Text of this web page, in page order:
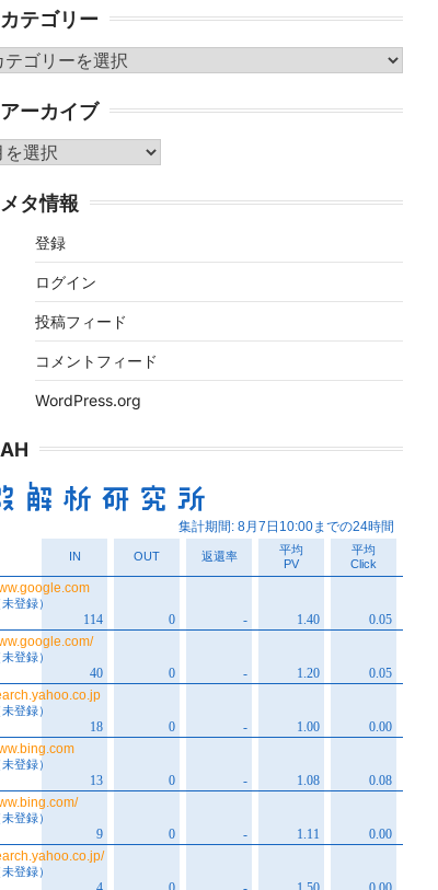
カテゴリー
アーカイブ
メタ情報
登録
ログイン
投稿フィード
コメントフィード
WordPress.org
AH